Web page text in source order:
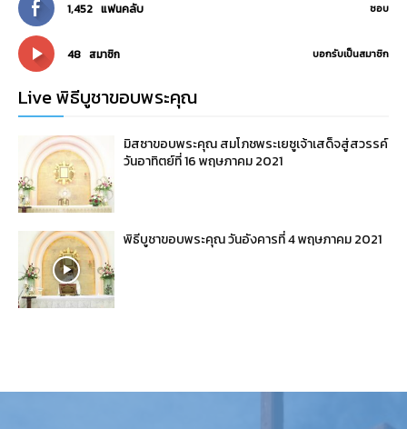
1,452 แฟนคลับ ชอบ
48 สมาชิก บอกรับเป็นสมาชิก
Live พิธีบูชาขอบพระคุณ
มิสซาขอบพระคุณ สมโภชพระเยซูเจ้าเสด็จสู่สวรรค์
วันอาทิตย์ที่ 16 พฤษภาคม 2021
พิธีบูชาขอบพระคุณ วันอังคารที่ 4 พฤษภาคม 2021